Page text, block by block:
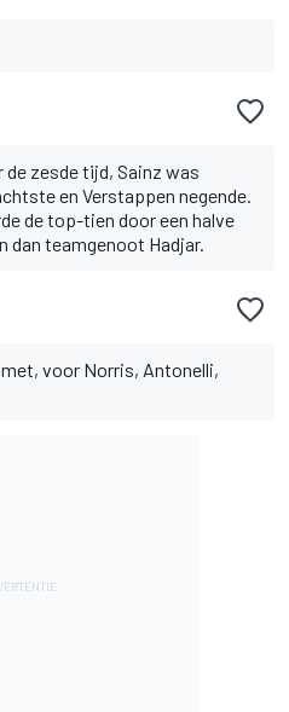
zesde tijd, Sainz was
en Verstappen negende.
de top-tien door een halve
dan teamgenoot Hadjar.
voor Norris, Antonelli,